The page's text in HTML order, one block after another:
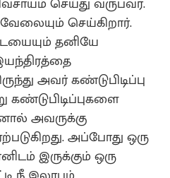
செய்கிறார்.
தனியே
இயந்திரத்தை
அவர் கண்டுபிடிப்பு
கண்டுபிடிப்புகளை
அவருக்கு
அப்போது ஒரு
இருக்கும் ஒரு